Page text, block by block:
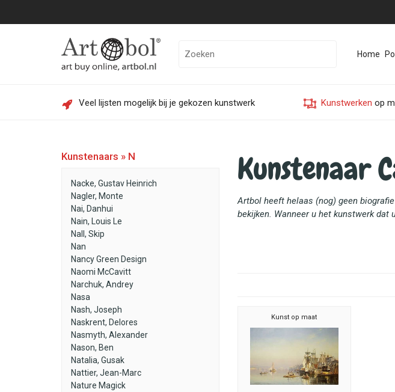
Home
Veel lijsten mogelijk bij je gekozen kunstwerk Kunstwerken op
Kunstenaars » N
Nacke, Gustav Heinrich
Nagler, Monte
Nai, Danhui
Nain, Louis Le
Nall, Skip
Nan
Nancy Green Design
Naomi McCavitt
Narchuk, Andrey
Nasa
Nash, Joseph
Naskrent, Delores
Nasmyth, Alexander
Nason, Ben
Natalia, Gusak
Nattier, Jean-Marc
Nature Magick
Kunstenaar
Artbol heeft helaas (nog) geen
bekijken. Wanneer u het kunstwerk dat
Kunst op maat